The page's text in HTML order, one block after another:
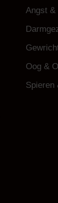
Angst &
Oog &
Spieren